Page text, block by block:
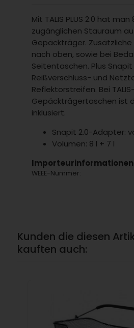
Mit TALIS PLUS 2.0 hat
zugänglichen Stauraum
Gepäckträger. Zusätzliche
nach oben, sowie bei
Seitentaschen. Plus
Reißverschluss- und
Reflektorstreifen. Bei TALIS-
Gepäckträgertaschen ist
inklusiert.
Snapit 2.0-Adapter:
Volumen: 8 l + 7 l
WEEE-Nummer:
Kunden die diesen
kauften auch: